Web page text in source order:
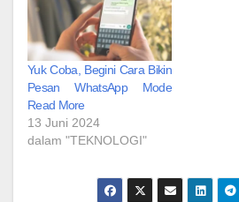
Yuk Coba, Begini Cara Bikin
Pesan WhatsApp Mode
Read More
13 Juni 2024
dalam "TEKNOLOGI"